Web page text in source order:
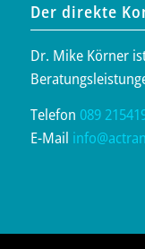
Der direkte
Dr. Mike Körner
Telefon 089
E-Mail